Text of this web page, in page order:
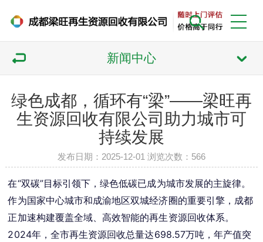
新闻中心
绿色成都，循环有“梁”——梁旺再
生资源回收有限公司助力城市可
持续发展
发布日期：2025-12-01 浏览次数： 566
在“双碳”目标引领下，绿色低碳已成为城市发展的主旋律。
作为国家中心城市和成渝地区双城经济圈的重要引擎，成都
正加速构建覆盖全域、高效智能的再生资源回收体系。
2024年，全市再生资源回收总量达698.57万吨，年产值突